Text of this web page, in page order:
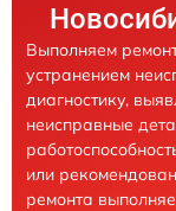
Выполняем
устранением
диагностику,
неисправные
или
ремонта